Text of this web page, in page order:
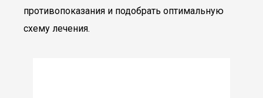
противопоказания и подобрать оптимальную
схему лечения.